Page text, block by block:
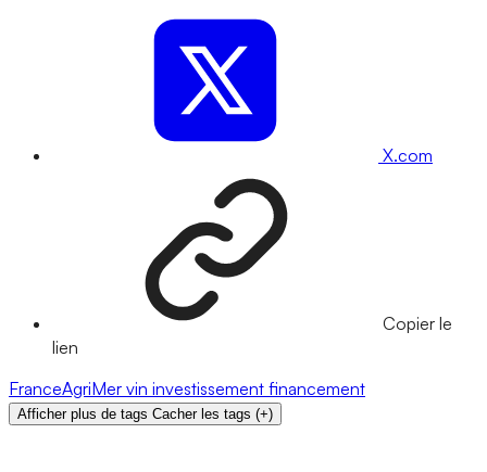
X.com
Copier le
lien
FranceAgriMer vin investissement financement
Afficher plus de tags Cacher les tags (+)